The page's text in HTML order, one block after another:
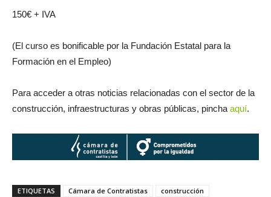
150€ + IVA
(El curso es bonificable por la Fundación Estatal para la
Formación en el Empleo)
Para acceder a otras noticias relacionadas con el sector de la
construcción, infraestructuras y obras públicas, pincha aquí.
ETIQUETAS Cámara de Contratistas
construcción